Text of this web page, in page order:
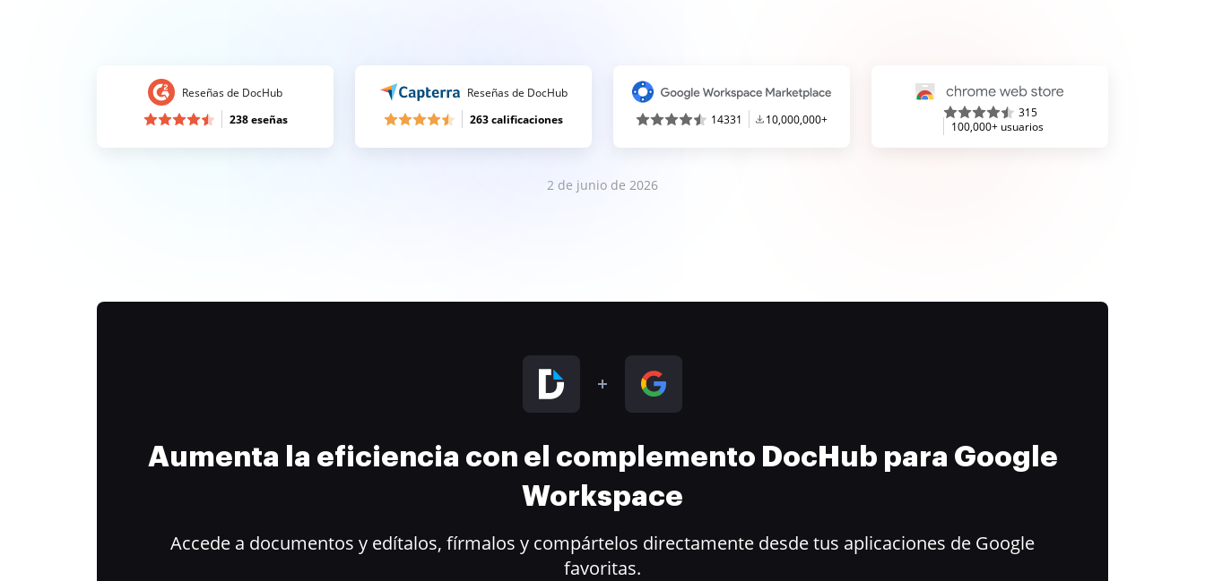
Reseñas de DocHub
238 eseñas
Reseñas de DocHub
263 calificaciones
14331 10,000,000+
315
100,000+ usuarios
2 de junio de 2026
Aumenta la eficiencia con el complemento DocHub para Google
Workspace
Accede a documentos y edítalos, fírmalos y compártelos directamente desde tus aplicaciones de Google
favoritas.